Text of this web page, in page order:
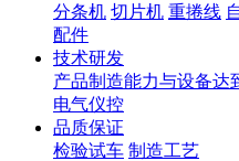
分条机 切片机 重捲线
配件
技术研发
产品制造能力与设备达
电气仪控
品质保证
检验试车 制造工艺